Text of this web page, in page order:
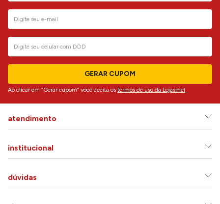
GERAR CUPOM
Ao clicar em “Gerar cupom” você aceita os termos de uso da Lojasmel
atendimento
institucional
dúvidas